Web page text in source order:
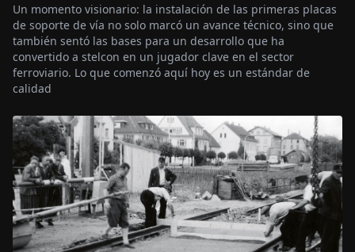
Un momento visionario: la instalación de las primeras placas
de soporte de vía no solo marcó un avance técnico, sino que
también sentó las bases para un desarrollo que ha
convertido a stelcon en un jugador clave en el sector
ferroviario. Lo que comenzó aquí hoy es un estándar de
calidad